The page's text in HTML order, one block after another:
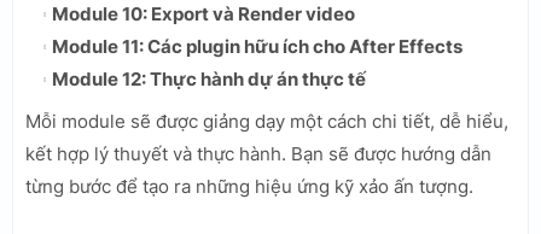
Module 10: Export và Render video
Module 11: Các plugin hữu ích cho After Effects
Module 12: Thực hành dự án thực tế
Mỗi module sẽ được giảng dạy một cách chi tiết, dễ hiểu,
kết hợp lý thuyết và thực hành. Bạn sẽ được hướng dẫn
từng bước để tạo ra những hiệu ứng kỹ xảo ấn tượng.